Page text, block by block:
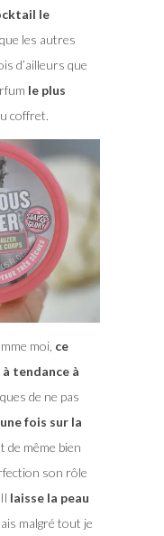
le
que les autres
d’ailleurs que
le plus
coffret.
moi, ce
tendance à
de ne pas
une fois sur la
de même bien
son rôle
laisse la peau
malgré tout je